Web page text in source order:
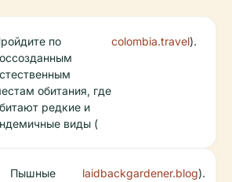
по
обитания, где
редкие и
виды (
colombia.travel).
Пышные
laidbackgardener.blog).